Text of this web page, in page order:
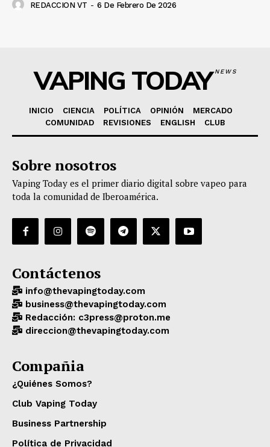
REDACCION VT - 6 De Febrero De 2026
VAPING TODAYNEWS
INICIO CIENCIA POLÍTICA OPINIÓN
MERCADO
COMUNIDAD
REVISIONES ENGLISH CLUB
Sobre nosotros
Vaping Today es el primer diario digital sobre vapeo para
toda la comunidad de Iberoamérica.
Contáctenos
info@thevapingtoday.com
business@thevapingtoday.com
Redacción: c3press@proton.me
direccion@thevapingtoday.com
Compañia
¿Quiénes Somos?
Club Vaping Today
Business Partnership
Política de Privacidad